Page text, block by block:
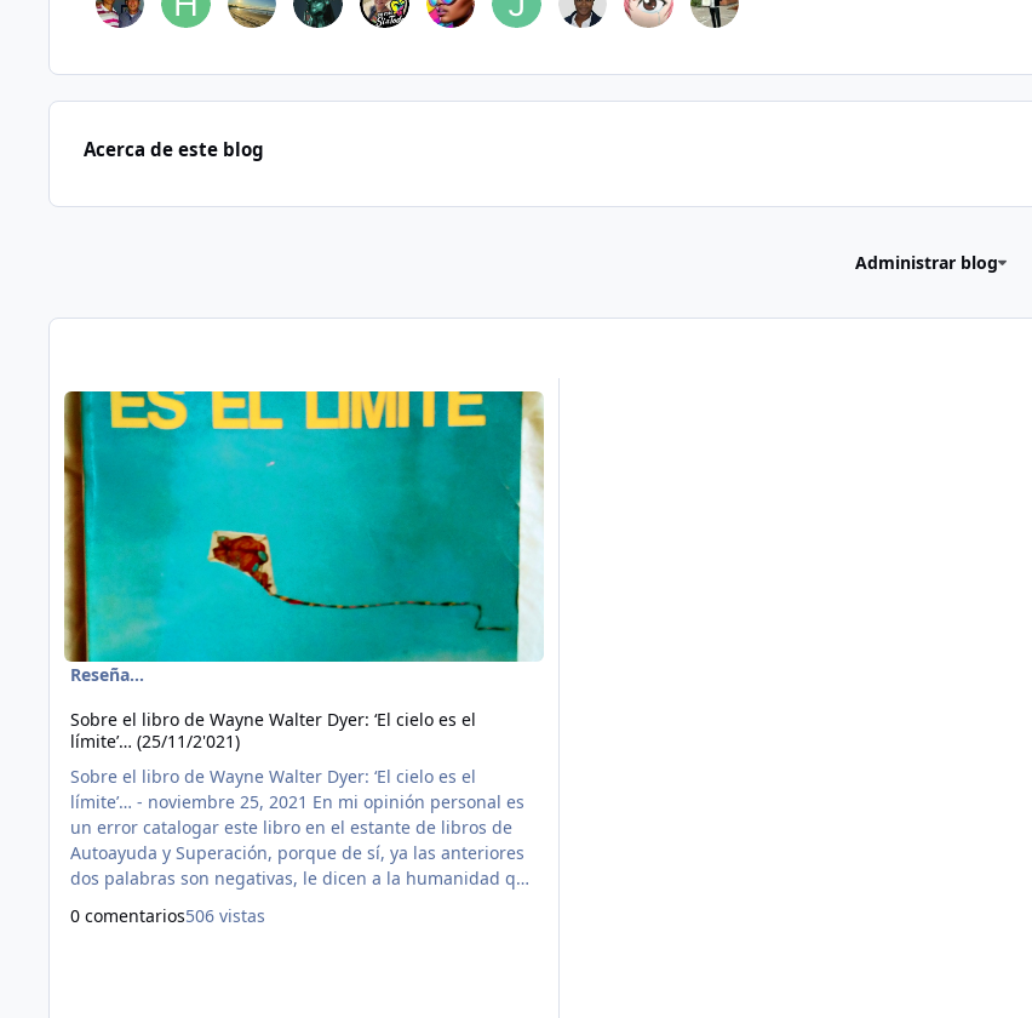
Acerca de este blog
Administrar blog
Publicaciones en este Blog
Read more about Sobre el libro de Wayne Walter Dyer: ‘El cielo es el límite’… (25/11/2'021)
Reseña...
Sobre el libro de Wayne Walter Dyer: ‘El cielo es el
límite’… (25/11/2'021)
Sobre el libro de Wayne Walter Dyer: ‘El cielo es el
límite’… - noviembre 25, 2021 En mi opinión personal es
un error catalogar este libro en el estante de libros de
Autoayuda y Superación, porque de sí, ya las anteriores
dos palabras son negativas, le dicen a la humanidad que
más mal, sino para creer en sí misma y trascender
0 comentarios506 vistas